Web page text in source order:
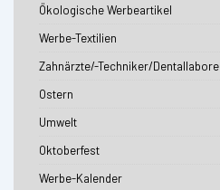
Ökologische Werbeartikel
Werbe-Textilien
Zahnärzte/-Techniker/Dentallabore
Ostern
Umwelt
Oktoberfest
Werbe-Kalender